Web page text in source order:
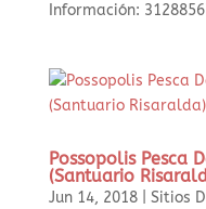
Información:
Possopolis Pesca
(Santuario
Jun 14, 2018| Sitios